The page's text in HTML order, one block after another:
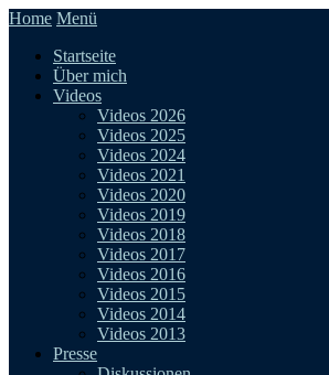
Home Menü
Startseite
Über mich
Videos
Videos 2026
Videos 2025
Videos 2024
Videos 2021
Videos 2020
Videos 2019
Videos 2018
Videos 2017
Videos 2016
Videos 2015
Videos 2014
Videos 2013
Presse